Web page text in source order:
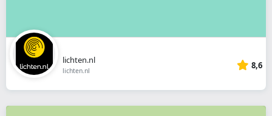
lichten.nl
lichten.nl 8,6